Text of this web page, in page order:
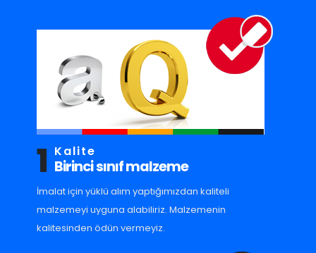
1 Kalite
Birinci sınıf malzeme
İmalat için yüklü alım yaptığımızdan kaliteli
malzemeyi uyguna alabiliriz. Malzemenin
kalitesinden ödün vermeyiz.